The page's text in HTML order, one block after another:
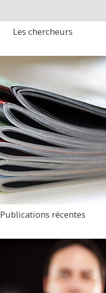
Les chercheurs
Publications récentes